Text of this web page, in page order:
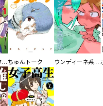
スーパー恋愛タイム！～現場でドＳな彼女は自宅でデレる～ ちゅんトーク ウンディーネ系彼氏